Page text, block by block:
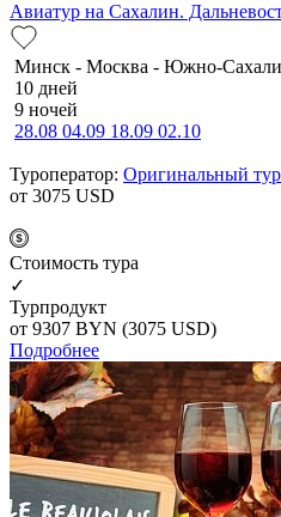
Авиатур на Сахалин.
Минск - Москва - Южно-
10 дней
9 ночей
28.08 04.09 18.09 02.10
Туроператор: Оригинальный тур
от 3075 USD
Cтоимость тура
✓
Турпродукт
от 9307 BYN (3075 USD)
Подробнее